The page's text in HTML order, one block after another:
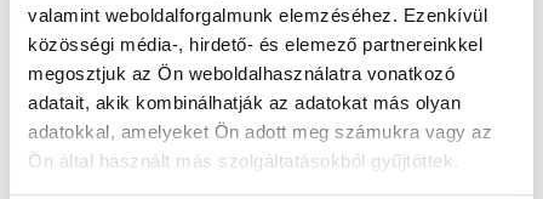
valamint weboldalforgalmunk elemzéséhez. Ezenkívül
közösségi média-, hirdető- és elemező partnereinkkel
megosztjuk az Ön weboldalhasználatra vonatkozó
adatait, akik kombinálhatják az adatokat más olyan
adatokkal, amelyeket Ön adott meg számukra vagy az
Ön által használt más szolgáltatásokból gyűjtöttek.
Főoldal Orvosok Ortopédus
Ortopédus, Budapest, I. kerület Dr. Zsákai Zsolt